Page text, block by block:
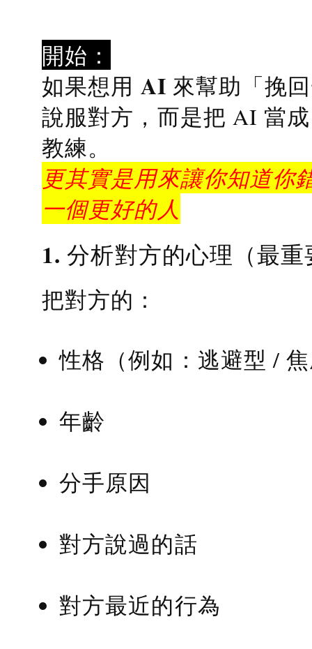
開始：
如果想用 AI 來幫助「挽
說服對方，而是把 AI 當
教練。
更其實是用來讓你知道你
一個更好的人
1. 分析對方的心理（最
把對方的：
性格（例如：逃避型 /
年齡
分手原因
對方說過的話
對方最近的行為